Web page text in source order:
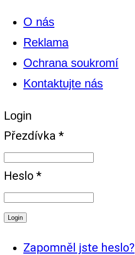
O nás
Reklama
Ochrana soukromí
Kontaktujte nás
Login
Přezdívka *
Heslo *
Zapomněl jste heslo?